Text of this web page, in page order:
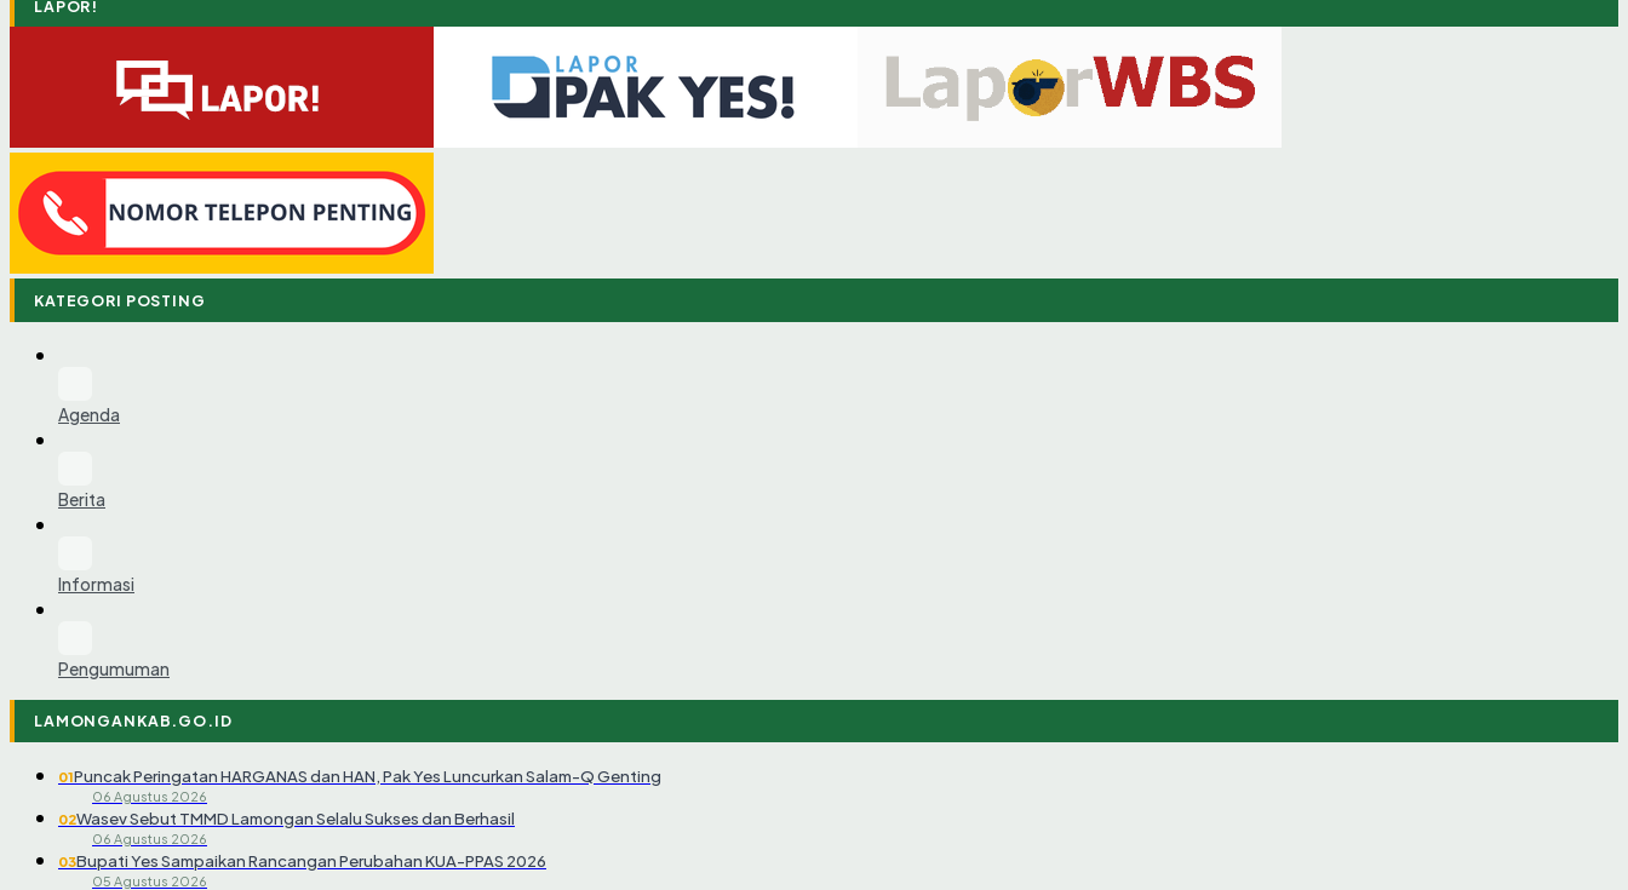
LAPOR!
KATEGORI POSTING
Agenda
Berita
Informasi
Pengumuman
LAMONGANKAB.GO.ID
01Puncak Peringatan HARGANAS dan HAN, Pak Yes Luncurkan Salam-Q Genting
06 Agustus 2026
02Wasev Sebut TMMD Lamongan Selalu Sukses dan Berhasil
06 Agustus 2026
03Bupati Yes Sampaikan Rancangan Perubahan KUA-PPAS 2026
05 Agustus 2026